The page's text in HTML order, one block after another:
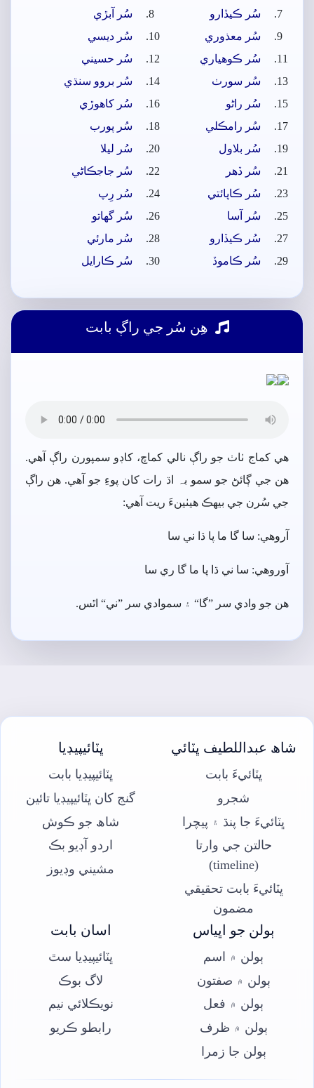
سُر ڪيڏارو
سُر آبڙي
سُر معذوري
سُر ديسي
سُر ڪوھياري
سُر حسيني
سُر سورٺ
سُر بروو سنڌي
سُر راڻو
سُر کاھوڙي
سُر رامڪلي
سُر پورب
سُر بلاول
سُر ليلا
سُر ڏھر
سُر جاجڪاڻي
سُر ڪاپائتي
سُر رِپ
سُر آسا
سُر گهاتو
سُر ڪيڏارو
سُر مارئي
سُر ڪاموڏ
سُر ڪارايل
ھِن سُر جي راڳ بابت
ھي کماج ٺاٺ جو راڳ نالي کماچ، کاڊو سمپورن راڳ آھي.
ھن جي ڳائڻ جو سمو بہ اڌ رات کان پوءِ جو آھي. ھن راڳ
جي سُرن جي بيھڪ ھيٺينءَ ريت آھي:
آروھي: سا گا ما پا ڌا ني سا
آوروھي: سا ني ڌا پا ما گا ري سا
ھن جو وادي سر ”گا“ ۽ سموادي سر ”ني“ اٿس.
شاھ عبداللطيف ڀٽائي
ڀٽائيءَ بابت
شجرو
ڀٽائيءَ جا پنڌ ۽ پيچرا
حالتن جي وارتا
(timeline)
ڀٽائيءَ بابت تحقيقي
مضمون
ڀٽائيپيڊيا
ڀٽائيپيڊيا بابت
گنج کان ڀٽائيپيڊيا تائين
شاھ جو ڪوش
اردو آڊيو بڪ
مشيني وڊيوز
ٻولن جو اڀياس
ٻولن ۾ اسم
ٻولن ۾ صفتون
ٻولن ۾ فعل
ٻولن ۾ ظرف
ٻولن جا زمرا
اسان بابت
ڀٽائيپيڊيا سٿ
لاگ بوڪ
نويڪلائي نيم
رابطو ڪريو